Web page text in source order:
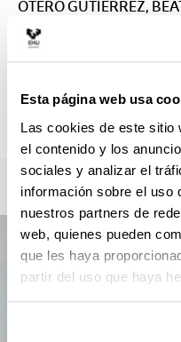
Esta página web usa
Las cookies de este sitio
el contenido y los
sociales y analizar el
información sobre el uso
nuestros partners de
web, quienes pueden
que les haya
partir del uso que haya
OTERO GUTIERREZ,
beatriz.otero@ehu.eus
Secretaría :
946013102